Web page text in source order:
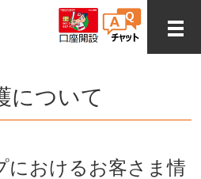
について
におけるお客さま情